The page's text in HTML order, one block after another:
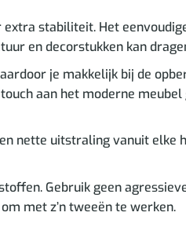
stabiliteit. Het
en decorstukken kan
je makkelijk bij de
aan het moderne
nette uitstraling vanuit elke
Gebruik geen
met z’n tweeën te werken.